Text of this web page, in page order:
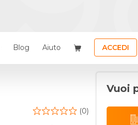
Blog Aiuto ACCEDI
(0)
Vuoi